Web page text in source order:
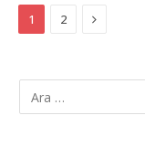
1 2 Next